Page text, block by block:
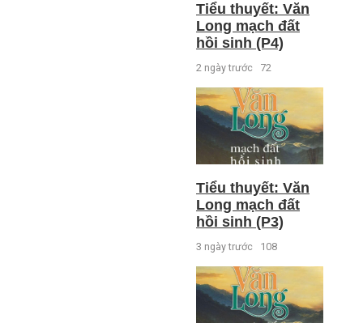
Tiểu thuyết: Văn
Long mạch đất
hồi sinh (P4)
2 ngày trước 72
Tiểu thuyết: Văn
Long mạch đất
hồi sinh (P3)
3 ngày trước 108